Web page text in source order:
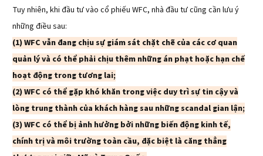
Tuy nhiên, khi đầu tư vào cổ phiếu WFC, nhà đầu tư cũng cần lưu ý
những điều sau:
(1) WFC vẫn đang chịu sự giám sát chặt chẽ của các cơ quan
quản lý và có thể phải chịu thêm những án phạt hoặc hạn chế
hoạt động trong tương lai;
(2) WFC có thể gặp khó khăn trong việc duy trì sự tin cậy và
lòng trung thành của khách hàng sau những scandal gian lận;
(3) WFC có thể bị ảnh hưởng bởi những biến động kinh tế,
chính trị và môi trường toàn cầu, đặc biệt là căng thẳng